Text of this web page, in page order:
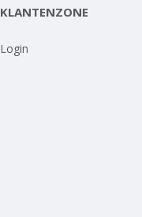
KLANTENZONE
Login